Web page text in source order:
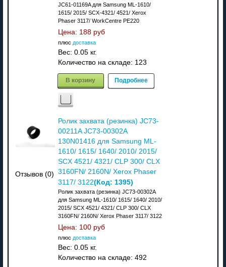
JC61-01169A для Samsung ML-1610/
1615/ 2015/ SCX-4321/ 4521/ Xerox
Phaser 3117/ WorkCentre PE220
Цена: 188 руб
плюс доставка
Вес: 0.05 кг.
Количество на складе: 123
В корзину Подробнее
Отзывов (0)
Ролик захвата (резинка) JC73-
00211A JC73-00302A
130N01416 для Samsung ML-
1610/ 1615/ 1640/ 2010/ 2015/
SCX 4521/ 4321/ CLP 300/ CLX
3160FN/ 2160N/ Xerox Phaser
3117/ 3122(Код: 1395)
Ролик захвата (резинка) JC73-00302A
для Samsung ML-1610/ 1615/ 1640/ 2010/
2015/ SCX 4521/ 4321/ CLP 300/ CLX
3160FN/ 2160N/ Xerox Phaser 3117/ 3122
Цена: 100 руб
плюс доставка
Вес: 0.05 кг.
Количество на складе: 492